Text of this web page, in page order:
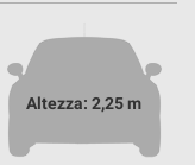
Altezza: 2,25 m